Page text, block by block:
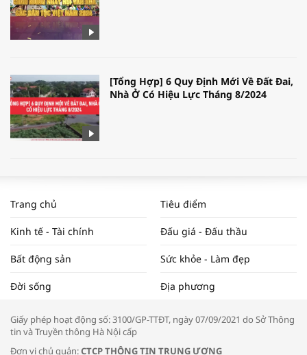
[Tổng Hợp] 6 Quy Định Mới Về Đất Đai,
Nhà Ở Có Hiệu Lực Tháng 8/2024
NAM NĂM 2024 VÀ NĂM 2025 | NHỊP
ĐẬP THỊ TRƯỜNG #62
Tọa đàm “Xúc tiến thương mại: Khơi
Trang chủ Tiêu điểm
Kinh tế - Tài chính Đấu giá - Đấu thầu
Bất động sản Sức khỏe - Làm đẹp
Đời sống Địa phương
Giấy phép hoạt động số: 3100/GP-TTĐT, ngày 07/09/2021 do Sở Thông
tin và Truyền thông Hà Nội cấp
Đơn vị chủ quản:CTCP THÔNG TIN TRUNG ƯƠNG